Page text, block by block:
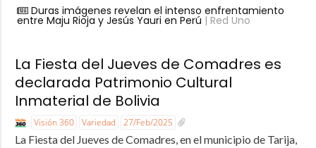
Duras imágenes revelan el intenso enfrentamiento
entre Maju Rioja y Jesús Yauri en Perú | Red Uno
La Fiesta del Jueves de Comadres es
declarada Patrimonio Cultural
Inmaterial de Bolivia
Visión 360 Variedad 27/Feb/2025
La Fiesta del Jueves de Comadres, en el municipio de Tarija,